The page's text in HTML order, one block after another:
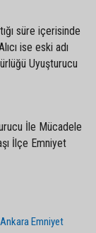
süre içerisinde
ise eski adı
Uyuşturucu
İle Mücadele
İlçe Emniyet
Ankara Emniyet